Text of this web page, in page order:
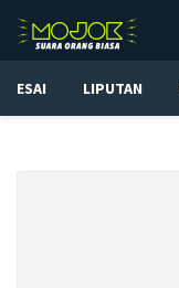
ESAI LIPUTAN